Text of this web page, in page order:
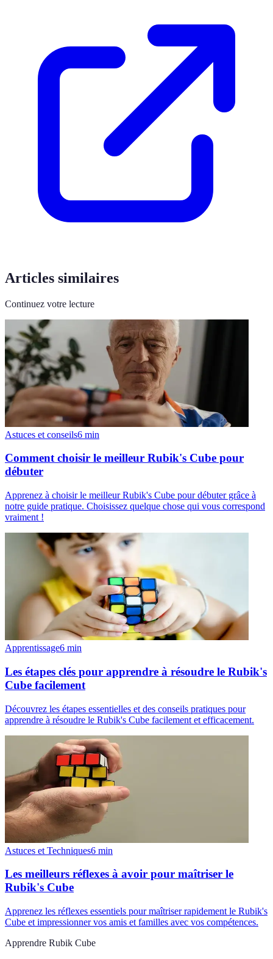
Articles similaires
Continuez votre lecture
Astuces et conseils6 min
Comment choisir le meilleur Rubik's Cube pour
débuter
Apprenez à choisir le meilleur Rubik's Cube pour débuter grâce à
notre guide pratique. Choisissez quelque chose qui vous correspond
vraiment !
Apprentissage6 min
Les étapes clés pour apprendre à résoudre le Rubik's
Cube facilement
Découvrez les étapes essentielles et des conseils pratiques pour
apprendre à résoudre le Rubik's Cube facilement et efficacement.
Astuces et Techniques6 min
Les meilleurs réflexes à avoir pour maîtriser le
Rubik's Cube
Apprenez les réflexes essentiels pour maîtriser rapidement le Rubik's
Cube et impressionner vos amis et familles avec vos compétences.
Apprendre Rubik Cube